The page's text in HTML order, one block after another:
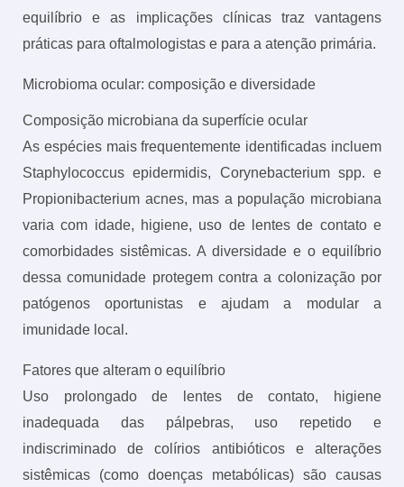
equilíbrio e as implicações clínicas traz vantagens
práticas para oftalmologistas e para a atenção primária.
Microbioma ocular: composição e diversidade
Composição microbiana da superfície ocular
As espécies mais frequentemente identificadas incluem
Staphylococcus epidermidis, Corynebacterium spp. e
Propionibacterium acnes, mas a população microbiana
varia com idade, higiene, uso de lentes de contato e
comorbidades sistêmicas. A diversidade e o equilíbrio
dessa comunidade protegem contra a colonização por
patógenos oportunistas e ajudam a modular a
imunidade local.
Fatores que alteram o equilíbrio
Uso prolongado de lentes de contato, higiene
inadequada das pálpebras, uso repetido e
indiscriminado de colírios antibióticos e alterações
sistêmicas (como doenças metabólicas) são causas